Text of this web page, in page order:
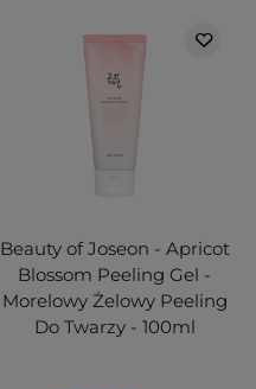
Beauty of Joseon - Apricot
Blossom Peeling Gel -
Morelowy Żelowy Peeling
Do Twarzy - 100ml